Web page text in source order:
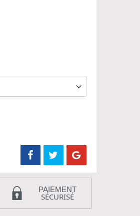
PAIEMENT
SÉCURISÉ